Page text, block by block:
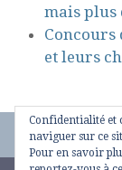
mais
Concours
et leurs
Confidentialité et
naviguer sur ce
Pour en savoir